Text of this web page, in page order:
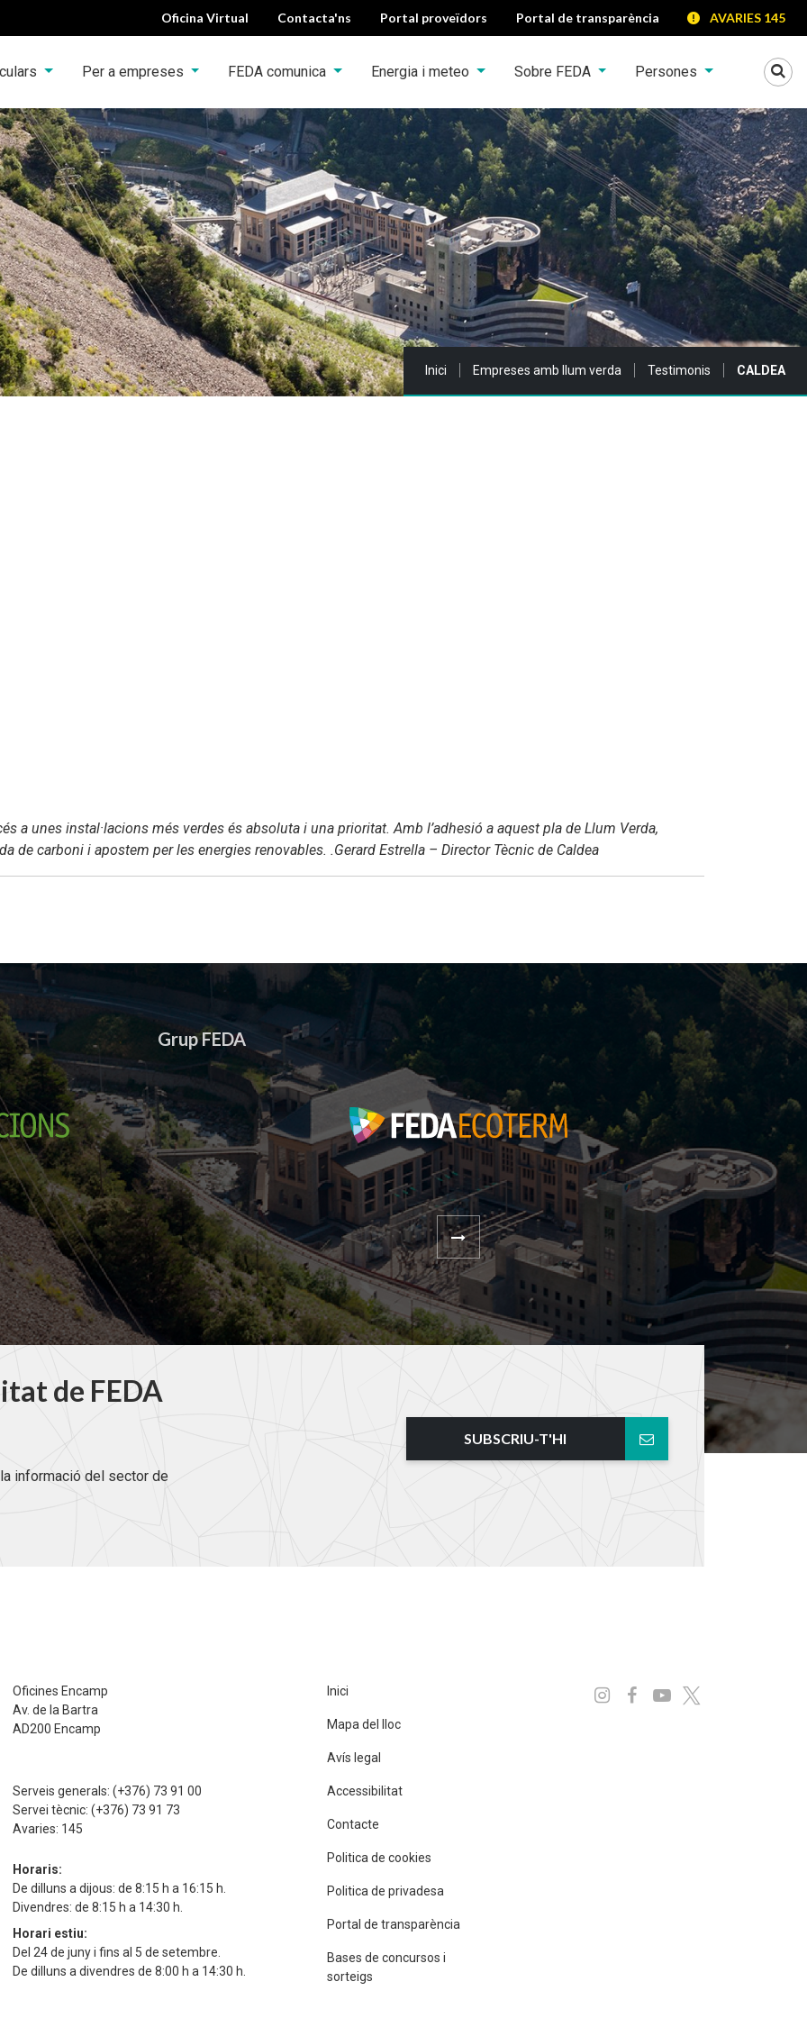
Oficina Virtual Contacta'ns Portal proveïdors Portal de transparència AVARIES 145
Per a empreses FEDA comunica Energia i meteo Sobre FEDA Persones
Sou a:
Inici Empreses amb llum verda Testimonis CALDEA
a unes instal·lacions més verdes és absoluta i una prioritat. Amb l’adhesió a aquest pla de Llum Verda,
de carboni i apostem per les energies renovables. .Gerard Estrella – Director Tècnic de Caldea
Grup FEDA
de FEDA
informació del sector de
SUBSCRIU-T'HI
Oficines Encamp
Av. de la Bartra
AD200 Encamp
Serveis generals:(+376) 73 91 00
Servei tècnic:(+376) 73 91 73
Avaries: 145
Horaris:
De dilluns a dijous: de 8:15 h a 16:15 h.
Divendres: de 8:15 h a 14:30 h.
Horari estiu:
Del 24 de juny i fins al 5 de setembre.
De dilluns a divendres de 8:00 h a 14:30 h.
Inici
Mapa del lloc
Avís legal
Accessibilitat
Contacte
Politica de cookies
Politica de privadesa
Portal de transparència
Bases de concursos i
sorteigs
Instagram
Facebook
Youtube